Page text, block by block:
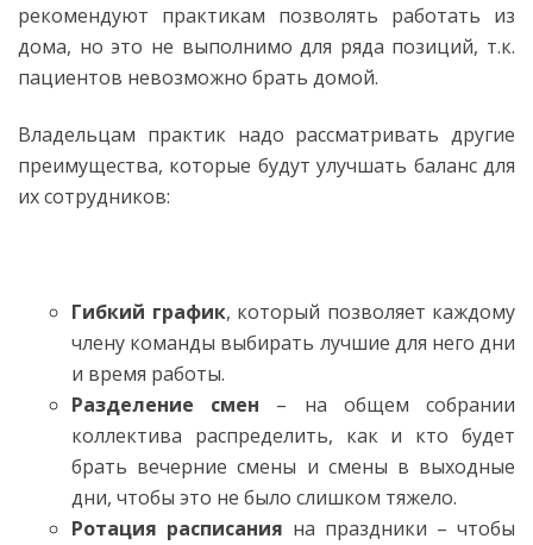
рекомендуют практикам позволять работать из
дома, но это не выполнимо для ряда позиций, т.к.
пациентов невозможно брать домой.
Владельцам практик надо рассматривать другие
преимущества, которые будут улучшать баланс для
их сотрудников:
Гибкий график, который позволяет каждому
члену команды выбирать лучшие для него дни
и время работы.
Разделение смен – на общем собрании
коллектива распределить, как и кто будет
брать вечерние смены и смены в выходные
дни, чтобы это не было слишком тяжело.
Ротация расписания на праздники – чтобы